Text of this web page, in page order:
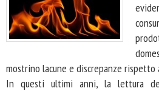
mostrino lacune e discrepanze rispetto
In questi ultimi anni, la lettura